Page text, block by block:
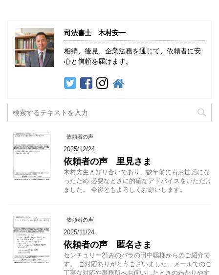
司法書士 木村安一
相続、後見、企業法務を通じて、依頼者に安
心と信頼を届けます。
依頼者の声
2025/12/24
依頼者の声 里見さま
木村先生と知り合いであり、数年前にもお世話にな
ったため 必要なときに的確なアドバイスをいただけ
ました。 今後ともよろしくお願いします。
依頼者の声
2025/11/24
依頼者の声 匿名さま
センチュリー21みのパラの田中聡様からのご紹介で
す。 ご対応ありがとうございました。メールでのご
丁寧な対応や事務所へお伺いしたときのわかりやす